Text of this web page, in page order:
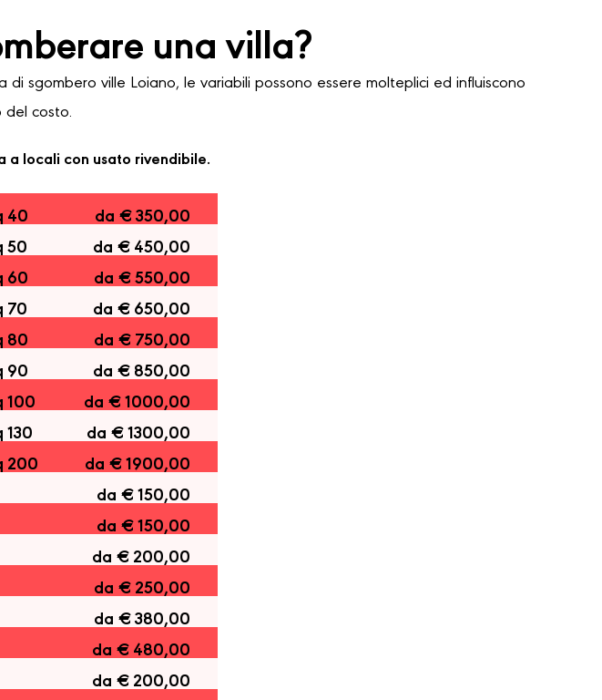
una villa?
sgombero ville Loiano, le variabili possono essere molteplici ed influiscono
del costo.
a locali con usato rivendibile.
40
da € 350,00
50
da € 450,00
60
da € 550,00
70
da € 650,00
80
da € 750,00
90
da € 850,00
100
da € 1000,00
130
da € 1300,00
200
da € 1900,00
da € 150,00
da € 150,00
da € 200,00
da € 250,00
da € 380,00
da € 480,00
da € 200,00